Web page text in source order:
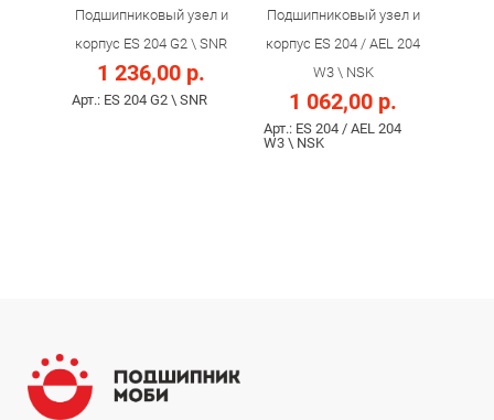
Подшипниковый узел и
корпус ES 204 G2 \ SNR
1 236,00 р.
Арт.: ES 204 G2 \ SNR
Подшипниковый узел и
корпус ES 204 / AEL 204
W3 \ NSK
1 062,00 р.
Арт.: ES 204 / AEL 204
W3 \ NSK